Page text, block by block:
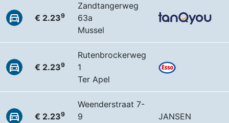
€ 2.239
Zandtangerweg
63a
Mussel
€ 2.239
Rutenbrockerweg
1
Ter Apel
€ 2.239
Weenderstraat 7-
9
JANSEN